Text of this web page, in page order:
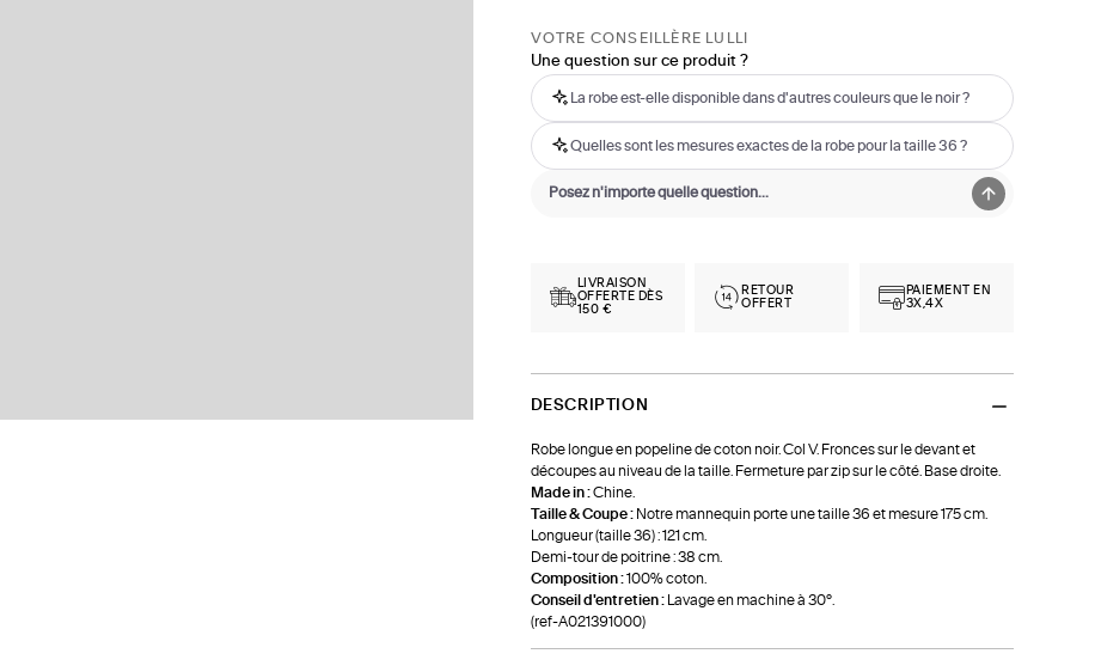
VOTRE CONSEILLÈRE LULLI
Une question sur ce produit ?
La robe est-elle disponible dans d'autres couleurs que le noir ?
Quelles sont les mesures exactes de la robe pour la taille 36 ?
LIVRAISON
OFFERTE DÈS
150 €
RETOUR
OFFERT
PAIEMENT EN
3X,4X
DESCRIPTION
Robe longue en popeline de coton noir. Col V. Fronces sur le devant et
découpes au niveau de la taille. Fermeture par zip sur le côté. Base droite.
Made in :Chine.
Taille & Coupe : Notre mannequin porte une taille 36 et mesure 175 cm.
Longueur (taille 36) : 121 cm.
Demi-tour de poitrine : 38 cm.
Composition :100% coton.
Conseil d'entretien :
Lavage en machine à 30°.
(ref-A021391000)